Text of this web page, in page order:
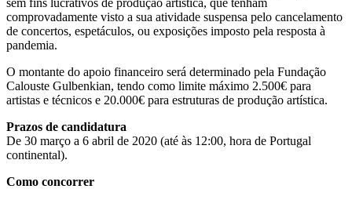
comprovadamente visto a sua atividade suspensa pelo cancelamento
de concertos, espetáculos, ou exposições imposto pela resposta à
pandemia.
O montante do apoio financeiro será determinado pela Fundação
Calouste Gulbenkian, tendo como limite máximo 2.500€ para
artistas e técnicos e 20.000€ para estruturas de produção artística.
Prazos de candidatura
De 30 março a 6 abril de 2020 (até às 12:00, hora de Portugal
continental).
Como concorrer